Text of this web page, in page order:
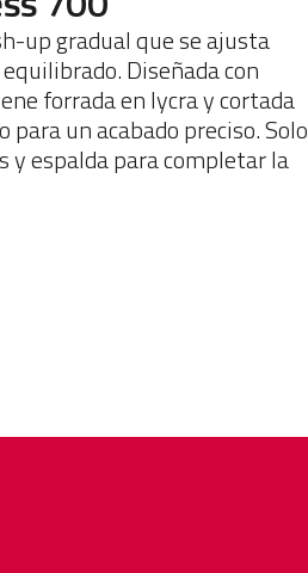
up gradual que se ajusta
Diseñada con
forrada en lycra y cortada
un acabado preciso. Solo
y espalda para completar la